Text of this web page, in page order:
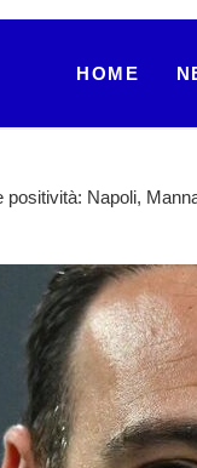
HOME
positività: Napoli,